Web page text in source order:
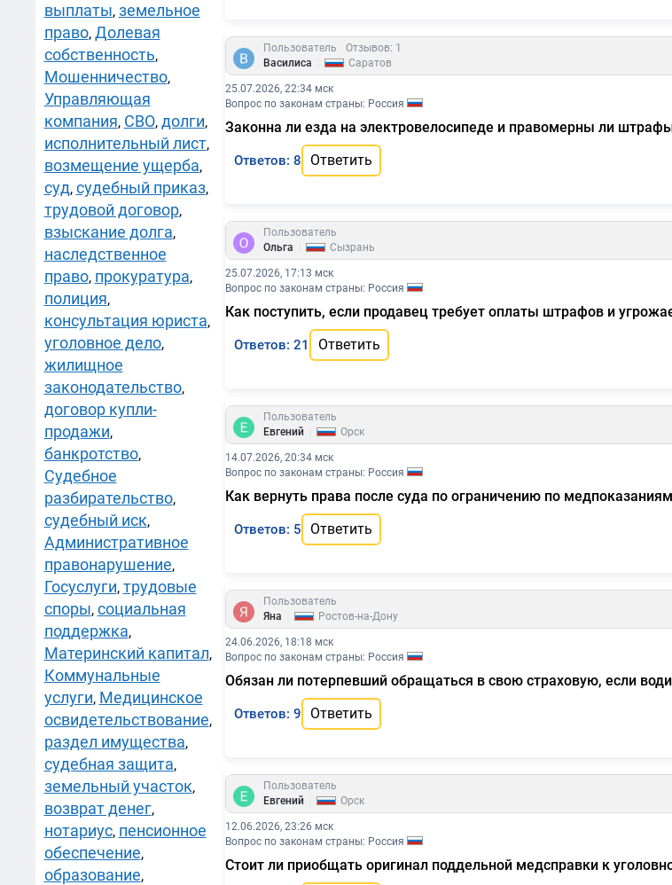
Пользователь
Отзывов: 1
Василиса
Саратов
25.07.2026, 22:34 мск
Вопрос по законам страны: Россия
Законна ли езда на электровелосипеде и правомерны ли
Ответов: 8 Ответить
Пользователь
Ольга
Сызрань
25.07.2026, 17:13 мск
Вопрос по законам страны: Россия
Как поступить, если продавец требует оплаты штрафов и
Ответов: 21 Ответить
Пользователь
Евгений
Орск
14.07.2026, 20:34 мск
Вопрос по законам страны: Россия
Как вернуть права после суда по ограничению по
Ответов: 5 Ответить
Пользователь
Яна
Ростов-на-Дону
24.06.2026, 18:18 мск
Вопрос по законам страны: Россия
Обязан ли потерпевший обращаться в свою страховую, если
Ответов: 9 Ответить
Пользователь
Евгений
Орск
12.06.2026, 23:26 мск
Вопрос по законам страны: Россия
Стоит ли приобщать оригинал поддельной медсправки к
выплаты, земельное
право, Долевая
собственность,
Мошенничество,
Управляющая
компания, СВО, долги,
исполнительный лист,
возмещение ущерба,
суд, судебный приказ,
трудовой договор,
взыскание долга,
наследственное
право, прокуратура,
полиция,
консультация юриста,
уголовное дело,
жилищное
законодательство,
договор купли-
продажи,
банкротство,
Судебное
разбирательство,
судебный иск,
Административное
правонарушение,
Госуслуги, трудовые
споры, социальная
поддержка,
Материнский капитал,
Коммунальные
услуги, Медицинское
освидетельствование,
раздел имущества,
судебная защита,
земельный участок,
возврат денег,
нотариус, пенсионное
обеспечение,
образование,